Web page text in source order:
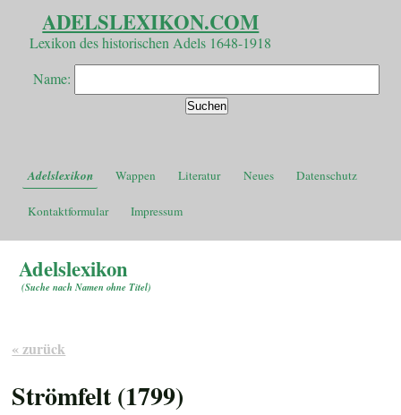
ADELSLEXIKON.COM
Lexikon des historischen Adels 1648-1918
Name:
Adelslexikon Wappen Literatur Neues Datenschutz
Kontaktformular Impressum
Adelslexikon
(Suche nach Namen ohne Titel)
« zurück
Strömfelt (1799)